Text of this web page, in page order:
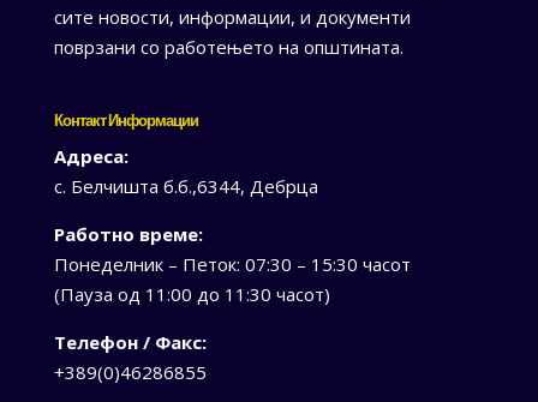
сите новости, информации, и документи
поврзани со работењето на општината.
Контакт Информации
Адреса:
с. Белчишта б.б.,6344, Дебрца
Работно време:
Понеделник – Петок: 07:30 – 15:30 часот
(Пауза од 11:00 до 11:30 часот)
Телефон / Факс:
+389(0)46286855